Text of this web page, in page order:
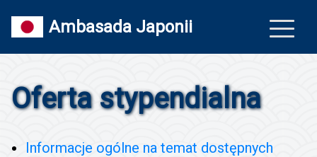
Ambasada Japonii
Oferta stypendialna
Informacje ogólne na temat dostępnych